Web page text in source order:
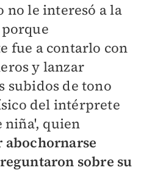
no le interesó a la
fue a contarlo con
y lanzar
subidos de tono
del intérprete
niña', quien
sobre su